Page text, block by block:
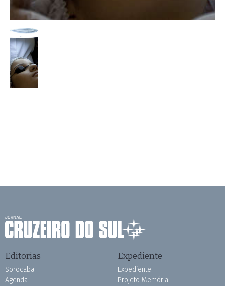
Editorias
Sorocaba
Agenda
Expediente
Expediente
Projeto Memória